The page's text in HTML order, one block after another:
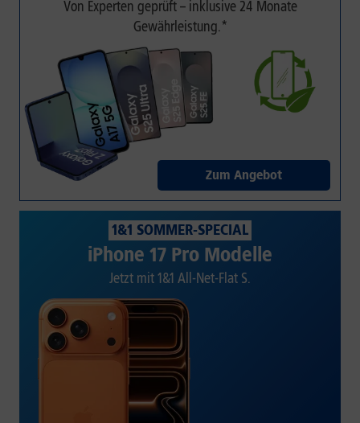
Von Experten geprüft – inklusive 24 Monate
Gewährleistung.*
Zum Angebot
1&1 SOMMER-SPECIAL
iPhone 17 Pro Modelle
Jetzt mit 1&1 All-Net-Flat S.